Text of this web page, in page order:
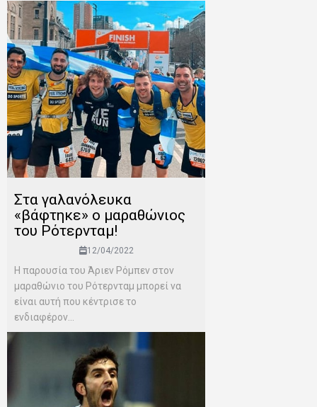
Στα γαλανόλευκα
«βάφτηκε» ο μαραθώνιος
του Ρότερνταμ!
12/04/2022
Η παρουσία του Άριεν Ρόμπεν στον
μαραθώνιο του Ρότερνταμ μπορεί να
είναι αυτή που κέντρισε το
ενδιαφέρον...